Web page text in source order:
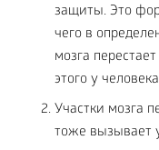
защиты. Это
чего в
мозга
этого у
Участки мозга
тоже вызывает